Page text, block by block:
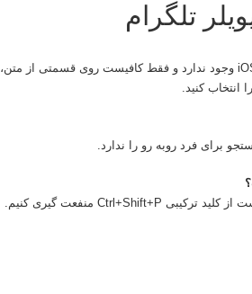
تلگرام
هیچ تفاوتی بین منفعت گیری از اسپویلر تلگرام در اندروید و iOS وجود ندارد و فقط کافیست روی قسمتی از متن،
برای فرد روبه رو را ندارد.